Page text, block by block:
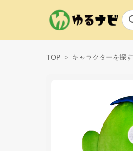
TOP キャラクターを探す